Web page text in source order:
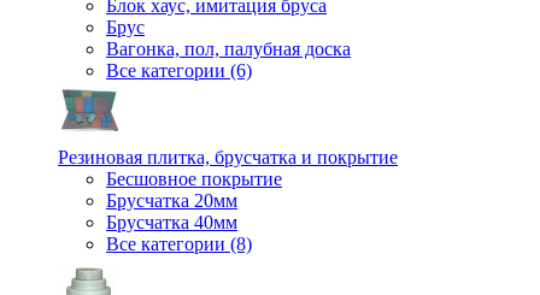
Блок хаус, имитация бруса
Брус
Вагонка, пол, палубная доска
Все категории (6)
Резиновая плитка, брусчатка и покрытие
Бесшовное покрытие
Брусчатка 20мм
Брусчатка 40мм
Все категории (8)